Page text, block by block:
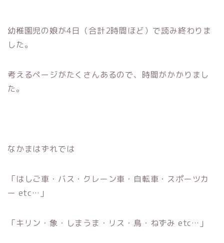
幼稚園児の娘が4日（合計2時間ほど）で読み終わりま
した。
考えるページがたくさんあるので、時間がかかりまし
た。
なかまはずれでは
「はしご車・バス・クレーン車・自転車・スポーツカ
ー etc…」
「キリン・象・しまうま・リス・鳥・ねずみ etc…」